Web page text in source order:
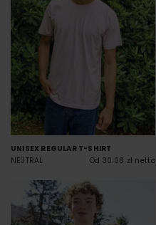
UNISEX REGULAR T-SHIRT
NEUTRAL
Od 30.08 zł netto